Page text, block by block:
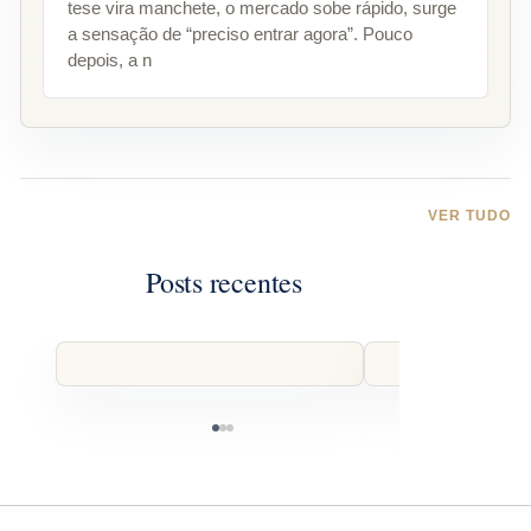
tese vira manchete, o mercado sobe rápido, surge
a sensação de “preciso entrar agora”. Pouco
depois, a n
Posts recentes
VER TUDO